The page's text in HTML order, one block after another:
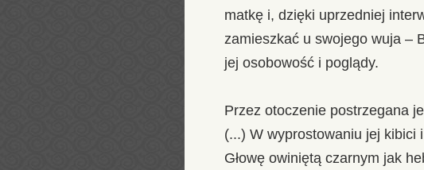
matkę i, dzięki uprzedniej
zamieszkać u swojego wuja –
jej osobowość i poglądy.
Przez otoczenie postrzegana
(...) W wyprostowaniu jej kibici
Głowę owiniętą czarnym jak